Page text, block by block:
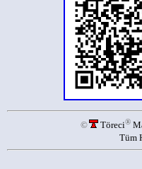
© Töreci®
Tüm